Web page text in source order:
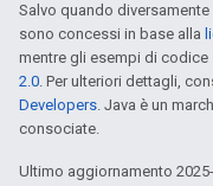
Salvo quando
sono concessi in base alla
mentre gli esempi di
2.0. Per ulteriori dettagli,
Developers. Java è un
consociate.
Ultimo aggiornamento